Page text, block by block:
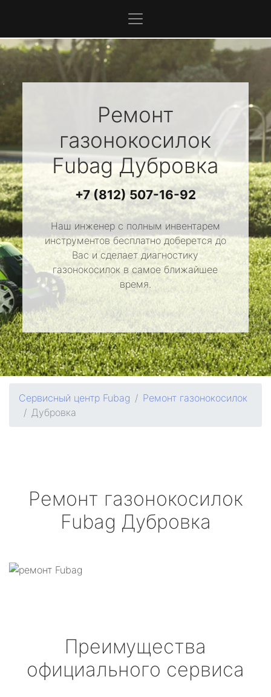
Ремонт
газонокосилок
FubagДубровка
+7 (812) 507-16-92
Наш инженер с полным инвентарем
инструментов бесплатно доберется до
Вас и сделает диагностику
газонокосилок в самое ближайшее
время.
Сервисный центр Fubag
Ремонт газонокосилок
Дубровка
Ремонт газонокосилок
Fubag Дубровка
Преимущества
официального сервиса